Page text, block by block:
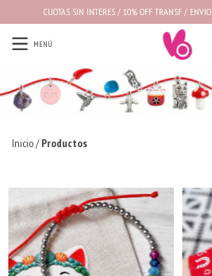
CUOTAS SIN INTERES / 10% OFF TRANSF /
MENÚ
Inicio/ Productos